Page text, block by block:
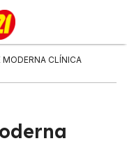
MODERNA CLÍNICA